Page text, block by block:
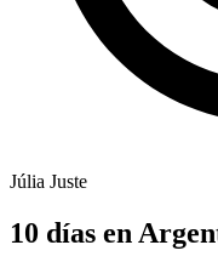
Júlia Juste
10 días en